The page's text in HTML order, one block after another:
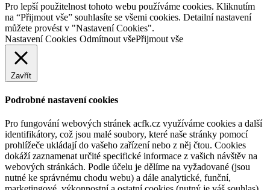
Pro lepší použitelnost tohoto webu používáme cookies. Kliknutím
na “Přijmout vše” souhlasíte se všemi cookies. Detailní nastavení
můžete provést v "Nastavení Cookies".
Nastavení Cookies Odmítnout všePřijmout vše
Zavřít
Podrobné nastavení cookies
Pro fungování webových stránek acfk.cz využíváme cookies a další
identifikátory, což jsou malé soubory, které naše stránky pomocí
prohlížeče ukládají do vašeho zařízení nebo z něj čtou. Cookies
dokáží zaznamenat určité specifické informace z vašich návštěv na
webových stránkách. Podle účelu je dělíme na vyžadované (jsou
nutné ke správnému chodu webu) a dále analytické, funční,